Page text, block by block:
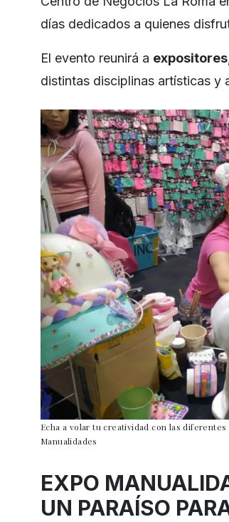
días dedicados a quienes
El evento reunirá a
distintas disciplinas artísticas y
Echa a volar tu creatividad con las
Manualidades
EXPO
UN PARAÍSO